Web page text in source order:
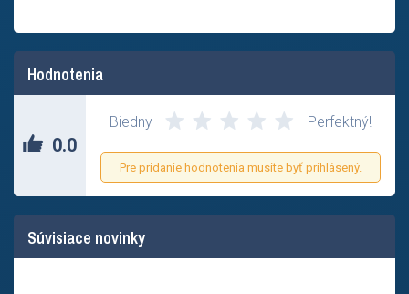
Hodnotenia
0.0
Biedny Perfektný!
Pre pridanie hodnotenia musíte byť prihlásený.
Súvisiace novinky